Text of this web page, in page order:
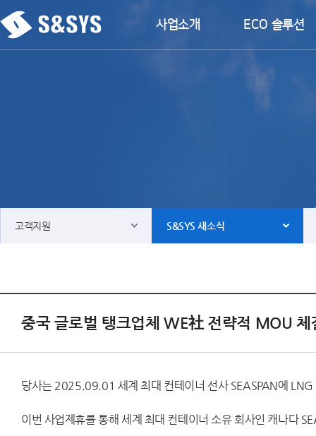
사업소개 ECO 솔루션
고객지원
운항제어솔루션
파워솔루션
S&SYS 새소식
뉴스룸
다운로드
중국 글로벌 탱크업체 WE社 전략적 MOU 체
당사는 2025.09.01 세계 최대 컨테이너 선사 SEASPAN에
이번 사업제휴를 통해 세계 최대 컨테이너 소유 회사인 캐나다